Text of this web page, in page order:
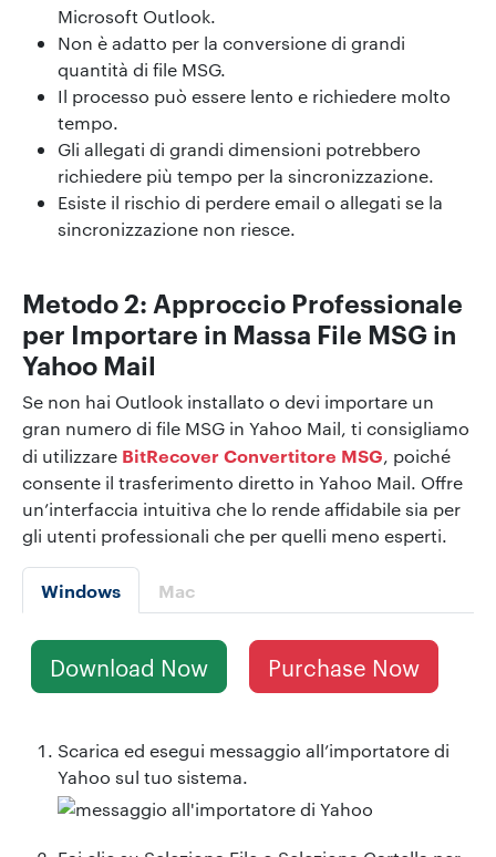
Microsoft Outlook.
Non è adatto per la conversione di grandi
quantità di file MSG.
Il processo può essere lento e richiedere molto
tempo.
Gli allegati di grandi dimensioni potrebbero
richiedere più tempo per la sincronizzazione.
Esiste il rischio di perdere email o allegati se la
sincronizzazione non riesce.
Metodo 2: Approccio Professionale
per Importare in Massa File MSG in
Yahoo Mail
Se non hai Outlook installato o devi importare un
gran numero di file MSG in Yahoo Mail, ti consigliamo
di utilizzare BitRecover Convertitore MSG, poiché
consente il trasferimento diretto in Yahoo Mail. Offre
un’interfaccia intuitiva che lo rende affidabile sia per
gli utenti professionali che per quelli meno esperti.
Windows Mac
Download Now Purchase Now
Scarica ed esegui messaggio all’importatore di
Yahoo sul tuo sistema.